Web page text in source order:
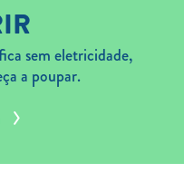
sem eletricidade,
a poupar.